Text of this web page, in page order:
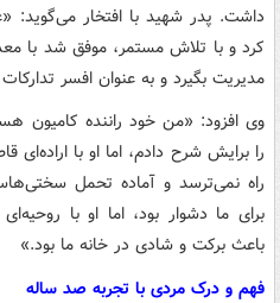
داشت. پدر شهید با افتخار می‌گوید:
مدیریت بگیرد و به عنوان افسر
وی افزود: «من خود راننده کامیون
را برایش شرح دادم، اما او با
برای ما دشوار بود، اما او با
باعث برکت و شادی در خانه ما بود.»
فهم و درک مردی با تجربه صد ساله